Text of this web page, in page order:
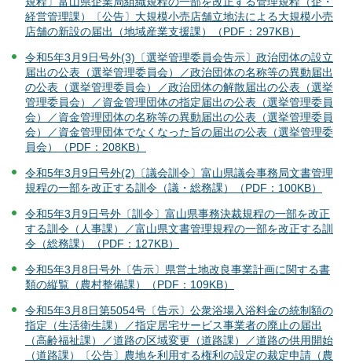
経営管理課）〔公告〕大規模小売店舗立地法による大規模小売
店舗の新設の届出（地域産業支援課）（PDF：297KB）
令和5年3月9日号外(3)〔選挙管理委員会告示〕政治団体の設立
届出の公表（選挙管理委員会）／政治団体の名称等の異動届出
の公表（選挙管理委員会）／政治団体の解散届出の公表（選挙
管理委員会）／資金管理団体の指定届出の公表（選挙管理委員
会）／資金管理団体の名称等の異動届出の公表（選挙管理委員
会）／資金管理団体でなくなった旨の届出の公表（選挙管理委
員会）（PDF：208KB）
令和5年3月9日号外(2)〔議会訓令〕富山県議会事務局文書管理
規程の一部を改正する訓令（議・総務課）（PDF：100KB）
令和5年3月9日号外〔訓令〕富山県事務決裁規程の一部を改正
する訓令（人事課）／富山県文書管理規程の一部を改正する訓
令（総務課）（PDF：127KB）
令和5年3月8日号外〔告示〕県営土地改良事業計画に関する書
類の縦覧（農村整備課）（PDF：109KB）
令和5年3月8日第5054号〔告示〕公衆浴場入浴料金の統制額の
指定（生活衛生課）／指定居宅サービス事業者の廃止の届出
（高齢福祉課）／道路の区域変更（道路課）／道路の供用開始
（道路課）〔公告〕農地を利用する権利の設定の裁定申請（農